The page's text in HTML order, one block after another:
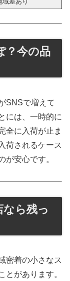
？今の品
SNSで増えて
には、一時的に
全に入荷が止ま
荷されるケース
が安心です。
なら残っ
密着の小さなス
とがあります。